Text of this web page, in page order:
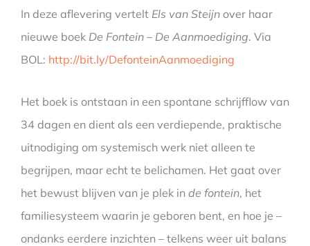
In deze aflevering vertelt Els van Steijn over haar
nieuwe boek De Fontein – De Aanmoediging. Via
BOL: http://bit.ly/DefonteinAanmoediging
Het boek is ontstaan in een spontane schrijfflow van
34 dagen en dient als een verdiepende, praktische
uitnodiging om systemisch werk niet alleen te
begrijpen, maar echt te belichamen. Het gaat over
het bewust blijven van je plek in de fontein, het
familiesysteem waarin je geboren bent, en hoe je –
ondanks eerdere inzichten – telkens weer uit balans